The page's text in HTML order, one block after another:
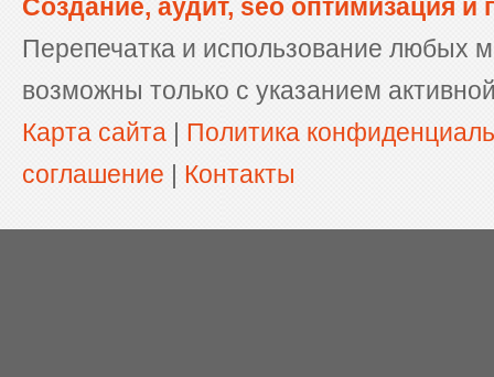
Создание, аудит, seo оптимизация
Перепечатка и использование любых
возможны только с указанием
Карта сайта
Политика
соглашение
Контакты